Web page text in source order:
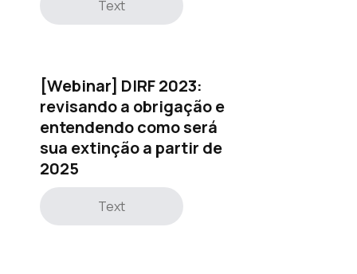
Text
[Webinar] DIRF 2023:
revisando a obrigação e
entendendo como será
sua extinção a partir de
2025
Text